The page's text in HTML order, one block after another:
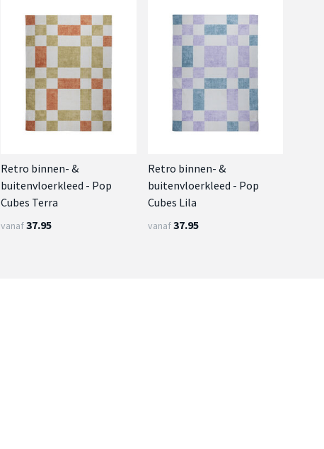
Retro binnen- &
buitenvloerkleed - Pop
Cubes Terra
vanaf37.95
Retro binnen- &
buitenvloerkleed - Pop
Cubes Lila
vanaf37.95